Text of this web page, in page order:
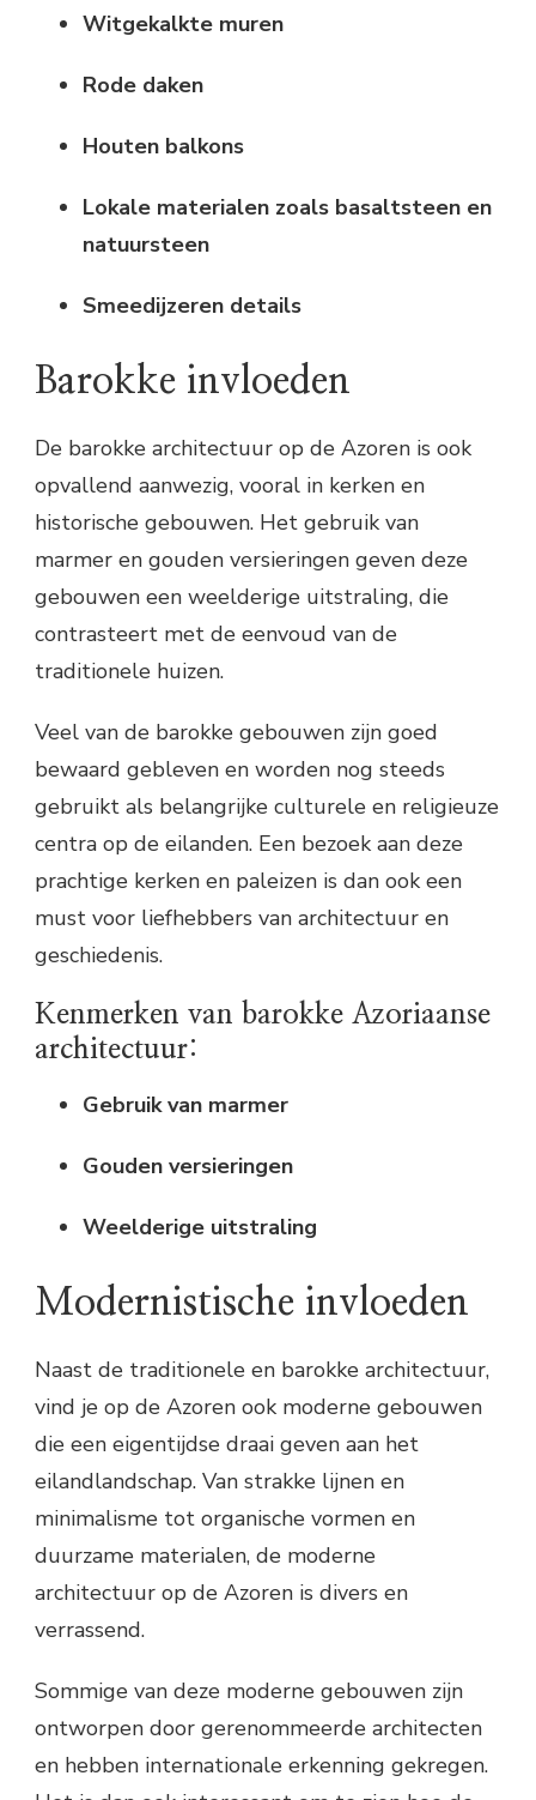
Witgekalkte muren
Rode daken
Houten balkons
Lokale materialen zoals basaltsteen en
natuursteen
Smeedijzeren details
Barokke invloeden
De barokke architectuur op de Azoren is ook
opvallend aanwezig, vooral in kerken en
historische gebouwen. Het gebruik van
marmer en gouden versieringen geven deze
gebouwen een weelderige uitstraling, die
contrasteert met de eenvoud van de
traditionele huizen.
Veel van de barokke gebouwen zijn goed
bewaard gebleven en worden nog steeds
gebruikt als belangrijke culturele en religieuze
centra op de eilanden. Een bezoek aan deze
prachtige kerken en paleizen is dan ook een
must voor liefhebbers van architectuur en
geschiedenis.
Kenmerken van barokke Azoriaanse
architectuur:
Gebruik van marmer
Gouden versieringen
Weelderige uitstraling
Modernistische invloeden
Naast de traditionele en barokke architectuur,
vind je op de Azoren ook moderne gebouwen
die een eigentijdse draai geven aan het
eilandlandschap. Van strakke lijnen en
minimalisme tot organische vormen en
duurzame materialen, de moderne
architectuur op de Azoren is divers en
verrassend.
Sommige van deze moderne gebouwen zijn
ontworpen door gerenommeerde architecten
en hebben internationale erkenning gekregen.